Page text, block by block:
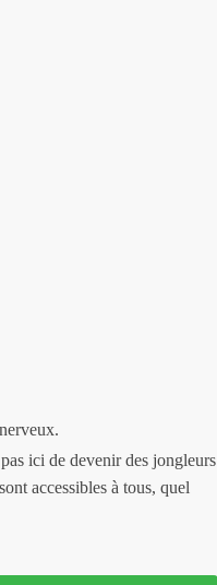
ici de devenir des jongleurs
accessibles à tous, quel